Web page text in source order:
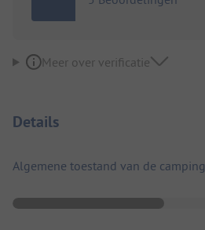
Meer over verificatie
Details
Algemene toestand van de camping